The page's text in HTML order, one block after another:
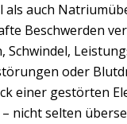
als auch
Beschwerden
Schwindel,
oder
einer gestörten
nicht selten